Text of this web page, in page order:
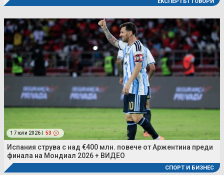
17 юли 2026 | 53
Испания струва с над €400 млн. повече от Аржентина преди
финала на Мондиал 2026 + ВИДЕО
СПОРТ И БИЗНЕС